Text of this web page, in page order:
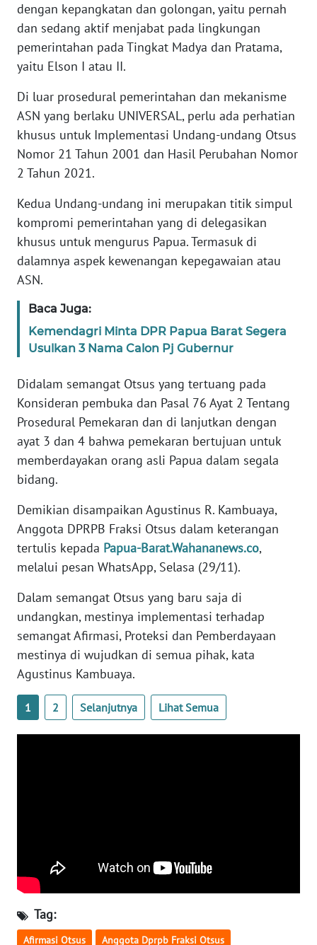
dengan kepangkatan dan golongan, yaitu pernah
dan sedang aktif menjabat pada lingkungan
pemerintahan pada Tingkat Madya dan Pratama,
yaitu Elson I atau II.
Di luar prosedural pemerintahan dan mekanisme
ASN yang berlaku UNIVERSAL, perlu ada perhatian
khusus untuk Implementasi Undang-undang Otsus
Nomor 21 Tahun 2001 dan Hasil Perubahan Nomor
2 Tahun 2021.
Kedua Undang-undang ini merupakan titik simpul
kompromi pemerintahan yang di delegasikan
khusus untuk mengurus Papua. Termasuk di
dalamnya aspek kewenangan kepegawaian atau
ASN.
Baca Juga:
Kemendagri Minta DPR Papua Barat Segera
Usulkan 3 Nama Calon Pj Gubernur
Didalam semangat Otsus yang tertuang pada
Konsideran pembuka dan Pasal 76 Ayat 2 Tentang
Prosedural Pemekaran dan di lanjutkan dengan
ayat 3 dan 4 bahwa pemekaran bertujuan untuk
memberdayakan orang asli Papua dalam segala
bidang.
Demikian disampaikan Agustinus R. Kambuaya,
Anggota DPRPB Fraksi Otsus dalam keterangan
tertulis kepada Papua-Barat.Wahananews.co,
melalui pesan WhatsApp, Selasa (29/11).
Dalam semangat Otsus yang baru saja di
undangkan, mestinya implementasi terhadap
semangat Afirmasi, Proteksi dan Pemberdayaan
mestinya di wujudkan di semua pihak, kata
Agustinus Kambuaya.
1 2 Selanjutnya Lihat Semua
Tag:
Afirmasi Otsus Anggota Dprpb Fraksi Otsus
WN
BANTEN
WN
WN
KEPRI
WN
WN
PAPUA
BARAT
RIAU
WN
WN
SULTRA
WN
NTB
WN
SULTENG
SULBAR
WN
BABEL
WN
WN
LAMPUNG
WN
JATENG